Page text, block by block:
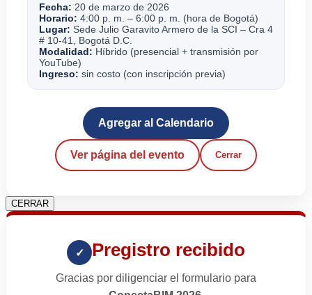
Fecha: 20 de marzo de 2026
Horario: 4:00 p. m. – 6:00 p. m. (hora de Bogotá)
Lugar: Sede Julio Garavito Armero de la SCI – Cra 4
# 10-41, Bogotá D.C.
Modalidad: Híbrido (presencial + transmisión por
YouTube)
Ingreso: sin costo (con inscripción previa)
Agregar al Calendario
Ver página del evento Cerrar
CERRAR
✓ Pregistro recibido
Gracias por diligenciar el formulario para